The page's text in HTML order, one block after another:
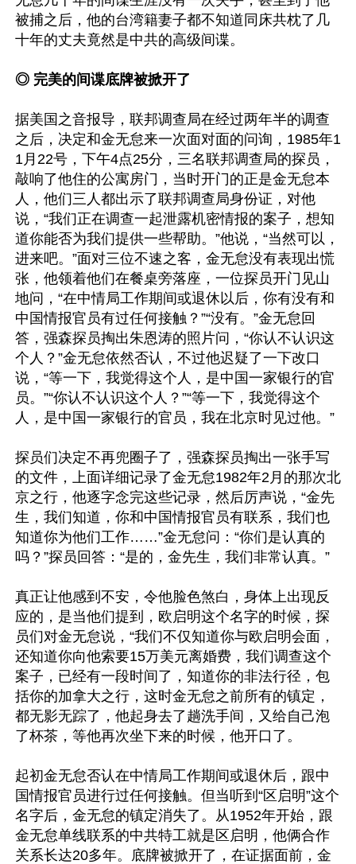
被捕之后，他的台湾籍妻子都不知道同床共枕了几
十年的丈夫竟然是中共的高级间谍。
◎ 完美的间谍底牌被掀开了
据美国之音报导，联邦调查局在经过两年半的调查
之后，决定和金无怠来一次面对面的问询，1985年1
1月22号，下午4点25分，三名联邦调查局的探员，
敲响了他住的公寓房门，当时开门的正是金无怠本
人，他们三人都出示了联邦调查局身份证，对他
说，“我们正在调查一起泄露机密情报的案子，想知
道你能否为我们提供一些帮助。”他说，“当然可以，
进来吧。”面对三位不速之客，金无怠没有表现出慌
张，他领着他们在餐桌旁落座，一位探员开门见山
地问，“在中情局工作期间或退休以后，你有没有和
中国情报官员有过任何接触？”“没有。”金无怠回
答，强森探员掏出朱恩涛的照片问，“你认不认识这
个人？”金无怠依然否认，不过他迟疑了一下改口
说，“等一下，我觉得这个人，是中国一家银行的官
员。”“你认不认识这个人？”“等一下，我觉得这个
人，是中国一家银行的官员，我在北京时见过他。”
探员们决定不再兜圈子了，强森探员掏出一张手写
的文件，上面详细记录了金无怠1982年2月的那次北
京之行，他逐字念完这些记录，然后厉声说，“金先
生，我们知道，你和中国情报官员有联系，我们也
知道你为他们工作……”金无怠问：“你们是认真的
吗？”探员回答：“是的，金先生，我们非常认真。”
真正让他感到不安，令他脸色煞白，身体上出现反
应的，是当他们提到，欧启明这个名字的时候，探
员们对金无怠说，“我们不仅知道你与欧启明会面，
还知道你向他索要15万美元离婚费，我们调查这个
案子，已经有一段时间了，知道你的非法行径，包
括你的加拿大之行，这时金无怠之前所有的镇定，
都无影无踪了，他起身去了趟洗手间，又给自己泡
了杯茶，等他再次坐下来的时候，他开口了。
起初金无怠否认在中情局工作期间或退休后，跟中
国情报官员进行过任何接触。但当听到“区启明”这个
名字后，金无怠的镇定消失了。从1952年开始，跟
金无怠单线联系的中共特工就是区启明，他俩合作
关系长达20多年。底牌被掀开了，在证据面前，金